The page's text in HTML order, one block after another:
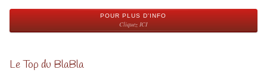
POUR PLUS D'INFO
Cliquez ICI
Le Top du BlaBla